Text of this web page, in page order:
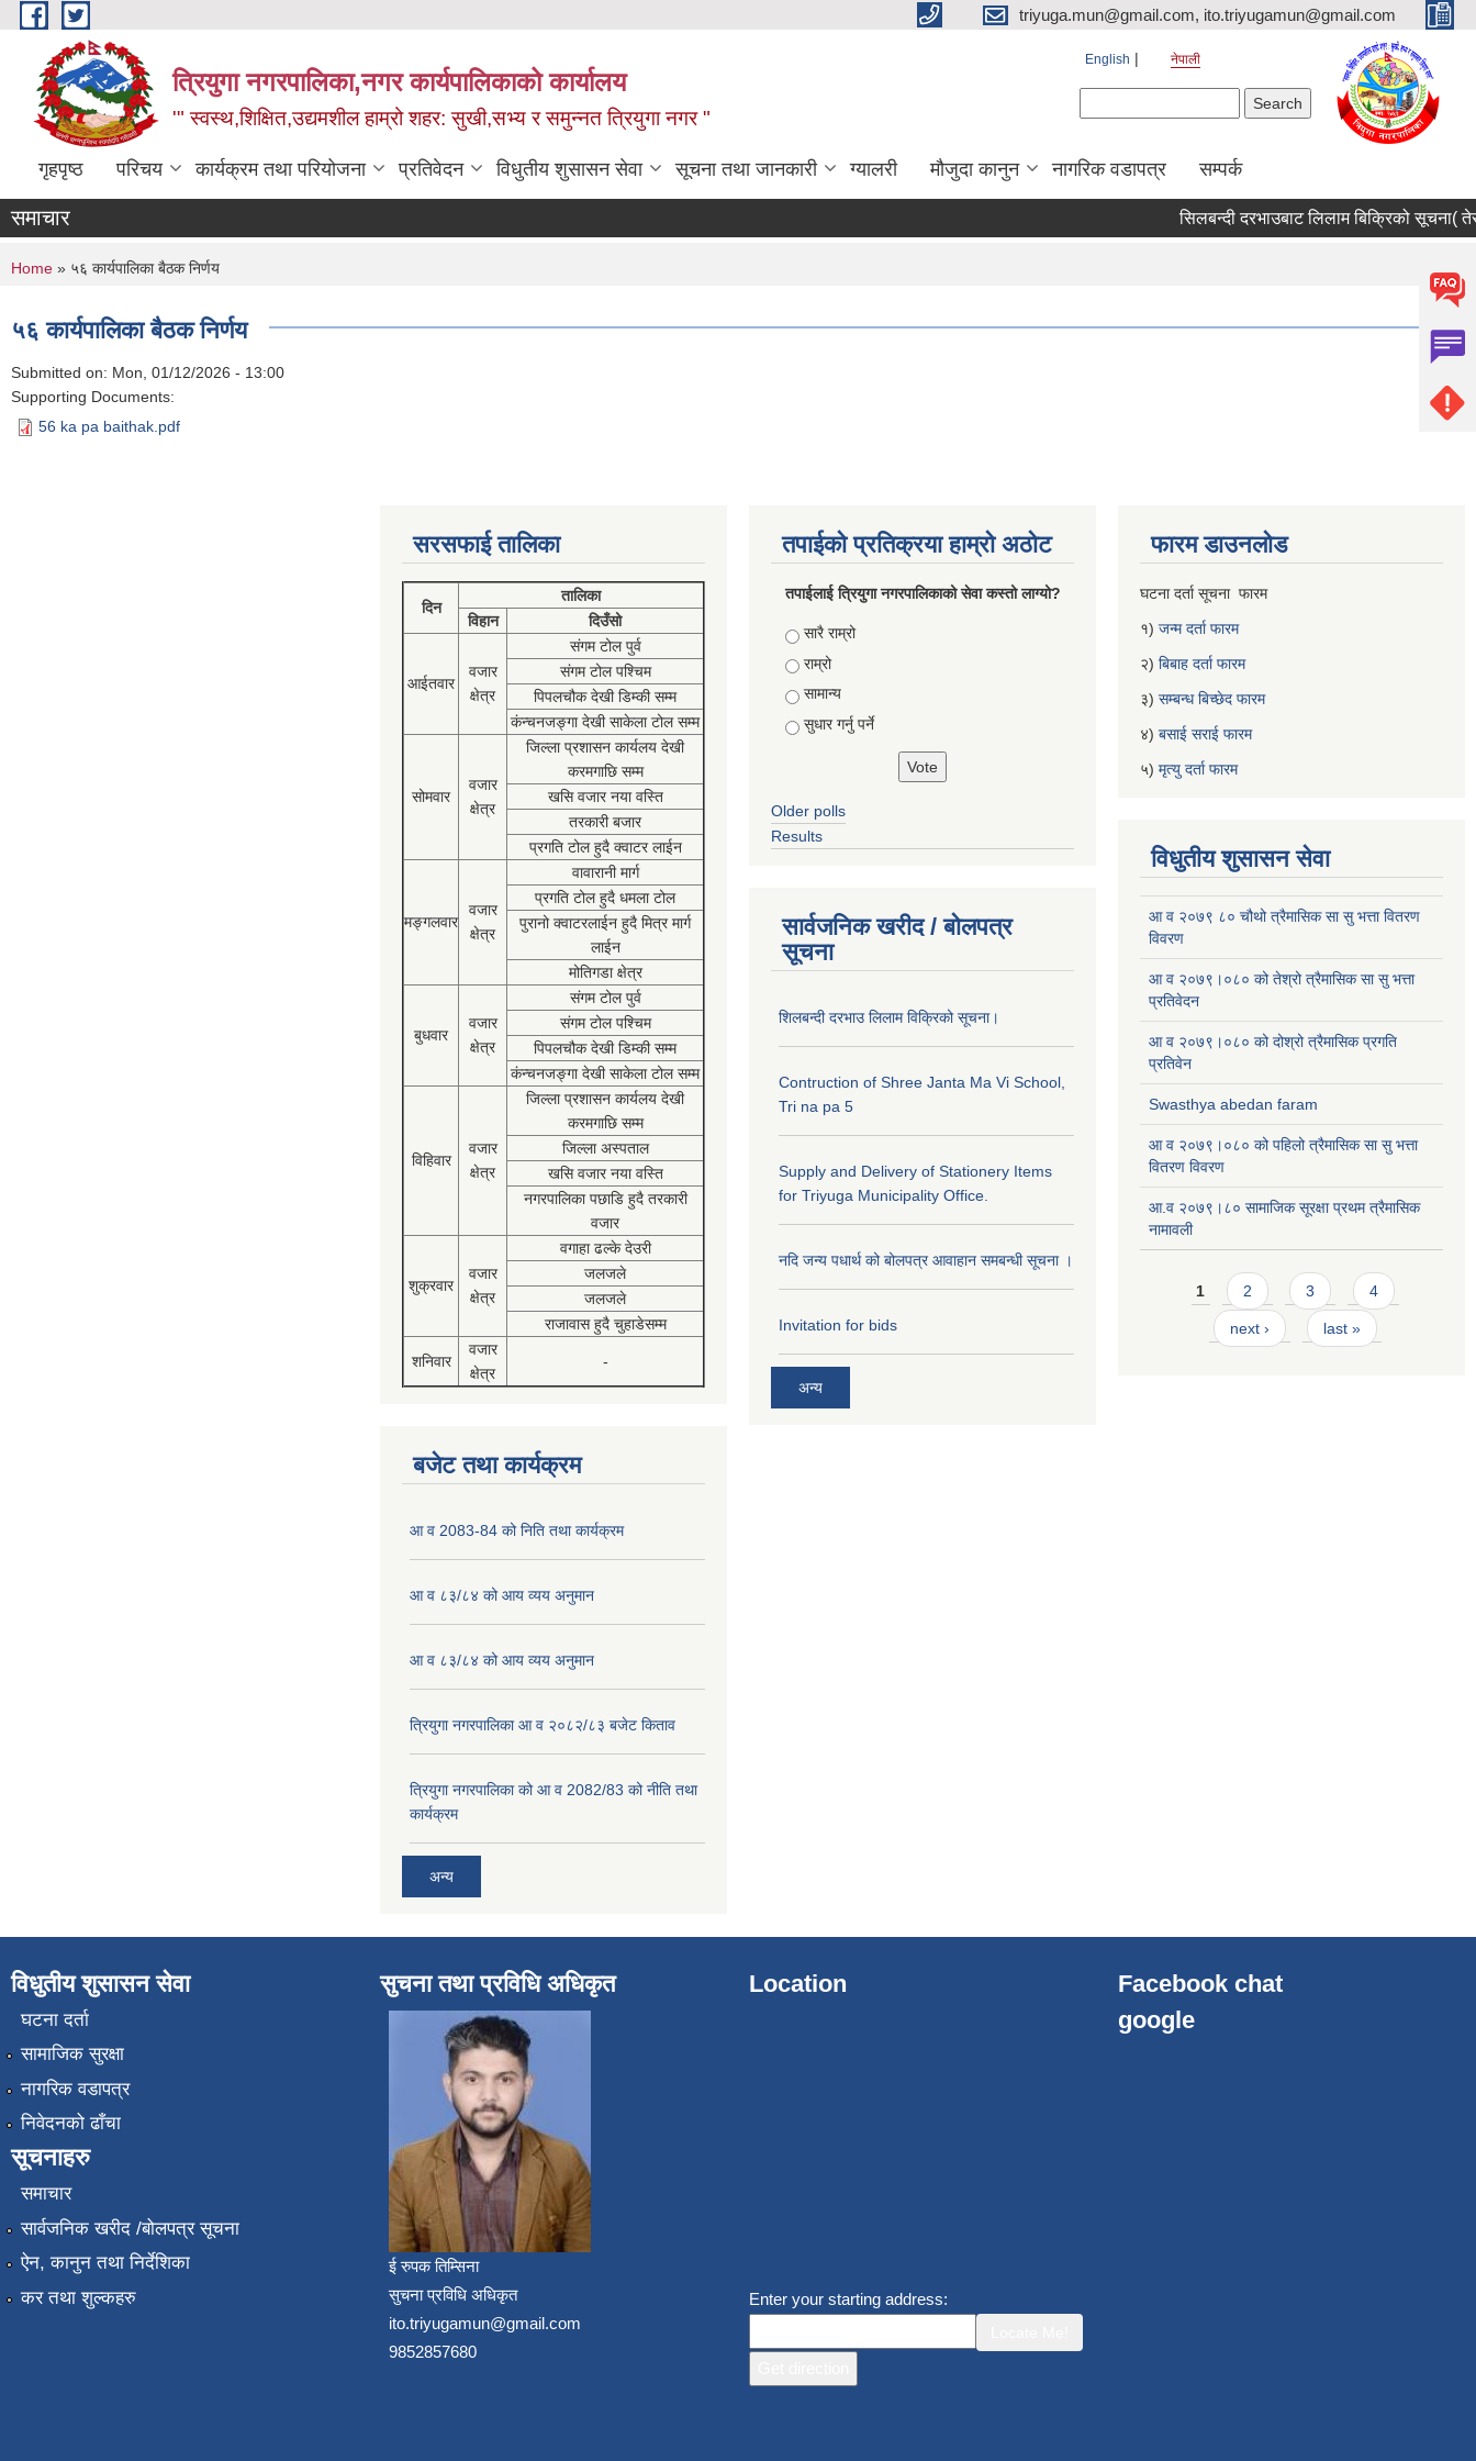
Skip to main content triyuga.mun@gmail.com, ito.triyugamun@gmail.com
त्रियुगा नगरपालिका,नगर कार्यपालिकाको कार्यालय
'" स्वस्थ,शिक्षित,उद्यमशील हाम्रो शहर: सुखी,सभ्य र समुन्नत त्रियुगा नगर "
English नेपाली
गृहपृष्ठ परिचय कार्यक्रम तथा परियोजना प्रतिवेदन विधुतीय शुसासन सेवा सूचना तथा जानकारी ग्यालरी मौजुदा कानुन नागरिक वडापत्र सम्पर्क
समाचार सिलबन्दी दरभाउबाट लिलाम बिक्रिको सूचना(
You are here
Home » ५६ कार्यपालिका बैठक निर्णय
५६ कार्यपालिका बैठक निर्णय
Submitted on: Mon, 01/12/2026 - 13:00
Supporting Documents:
56 ka pa baithak.pdf
सरसफाई तालिका
दिन
तालिका
विहान
दिउँसो
आईतवार
वजार
क्षेत्र
संगम टोल पुर्व
संगम टोल पश्चिम
पिपलचौक देखी डिम्की सम्म
कंन्चनजङ्गा देखी साकेला टोल सम्म
सोमवार
वजार
क्षेत्र
जिल्ला प्रशासन कार्यलय देखी
करमगाछि सम्म
खसि वजार नया वस्ति
तरकारी बजार
प्रगति टोल हुदै क्वाटर लाईन
मङ्गलवार
वजार
क्षेत्र
वावारानी मार्ग
प्रगति टोल हुदै धमला टोल
पुरानो क्वाटरलाईन हुदै मित्र मार्ग
लाईन
मोतिगडा क्षेत्र
बुधवार
वजार
क्षेत्र
संगम टोल पुर्व
संगम टोल पश्चिम
पिपलचौक देखी डिम्की सम्म
कंन्चनजङ्गा देखी साकेला टोल सम्म
विहिवार
वजार
क्षेत्र
जिल्ला प्रशासन कार्यलय देखी
करमगाछि सम्म
जिल्ला अस्पताल
खसि वजार नया वस्ति
नगरपालिका पछाडि हुदै तरकारी
वजार
शुक्रवार
वजार
क्षेत्र
वगाहा ढल्के देउरी
जलजले
जलजले
राजावास हुदै चुहाडेसम्म
शनिवार
वजार
क्षेत्र
-
बजेट तथा कार्यक्रम
आ व 2083-84 को निति तथा कार्यक्रम
आ व ८३/८४ को आय व्यय अनुमान
आ व ८३/८४ को आय व्यय अनुमान
त्रियुगा नगरपालिका आ व २०८२/८३ बजेट किताव
त्रियुगा नगरपालिका को आ व 2082/83 को नीति तथा
कार्यक्रम
अन्य
तपाईको प्रतिक्रया हाम्रो अठोट
तपाईलाई त्रियुगा नगरपालिकाको सेवा कस्तो लाग्यो?
Choices
सारै राम्रो
राम्रो
सामान्य
सुधार गर्नु पर्ने
Older polls
Results
सार्वजनिक खरीद / बोलपत्र
सूचना
शिलबन्दी दरभाउ लिलाम विक्रिको सूचना।
Contruction of Shree Janta Ma Vi School,
Tri na pa 5
Supply and Delivery of Stationery Items
for Triyuga Municipality Office.
नदि जन्य पधार्थ को बोलपत्र आवाहान समबन्धी सूचना ।
Invitation for bids
अन्य
फारम डाउनलोड
घटना दर्ता सूचना फारम
१) जन्म दर्ता फारम
२) बिबाह दर्ता फारम
३) सम्बन्ध बिच्छेद फारम
४) बसाई सराई फारम
५) मृत्यु दर्ता फारम
विधुतीय शुसासन सेवा
आ व २०७९ ८० चौथो त्रैमासिक सा सु भत्ता वितरण
विवरण
आ व २०७९।०८० को तेश्रो त्रैमासिक सा सु भत्ता
प्रतिवेदन
आ व २०७९।०८० को दोश्रो त्रैमासिक प्रगति
प्रतिवेन
Swasthya abedan faram
आ व २०७९।०८० को पहिलो त्रैमासिक सा सु भत्ता
वितरण विवरण
आ.व २०७९।८० सामाजिक सूरक्षा प्रथम त्रैमासिक
नामावली
Pages
1 2 3 4
next › last »
विधुतीय शुसासन सेवा
घटना दर्ता
सामाजिक सुरक्षा
नागरिक वडापत्र
निवेदनको ढाँचा
सूचनाहरु
समाचार
सार्वजनिक खरीद /बोलपत्र सूचना
ऐन, कानुन तथा निर्देशिका
कर तथा शुल्कहरु
सुचना तथा प्रविधि अधिकृत
ई रुपक तिम्सिना
सुचना प्रविधि अधिकृत
ito.triyugamun@gmail.com
9852857680
Location
Enter your starting address:
Facebook chat
google